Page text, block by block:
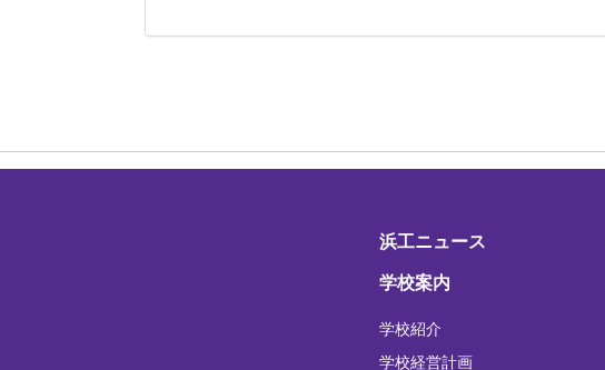
浜工ニュース
学校案内
学校紹介
学校経営計画